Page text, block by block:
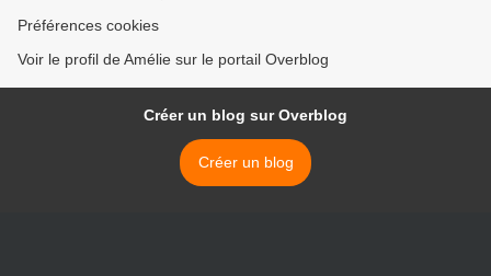
Préférences cookies
Voir le profil de Amélie sur le portail Overblog
Créer un blog sur Overblog
Créer un blog